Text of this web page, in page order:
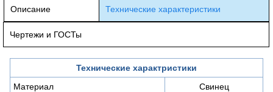
Описание Технические характеристики
Чертежи и ГОСТы
Технические характристики
Материал
Свинец